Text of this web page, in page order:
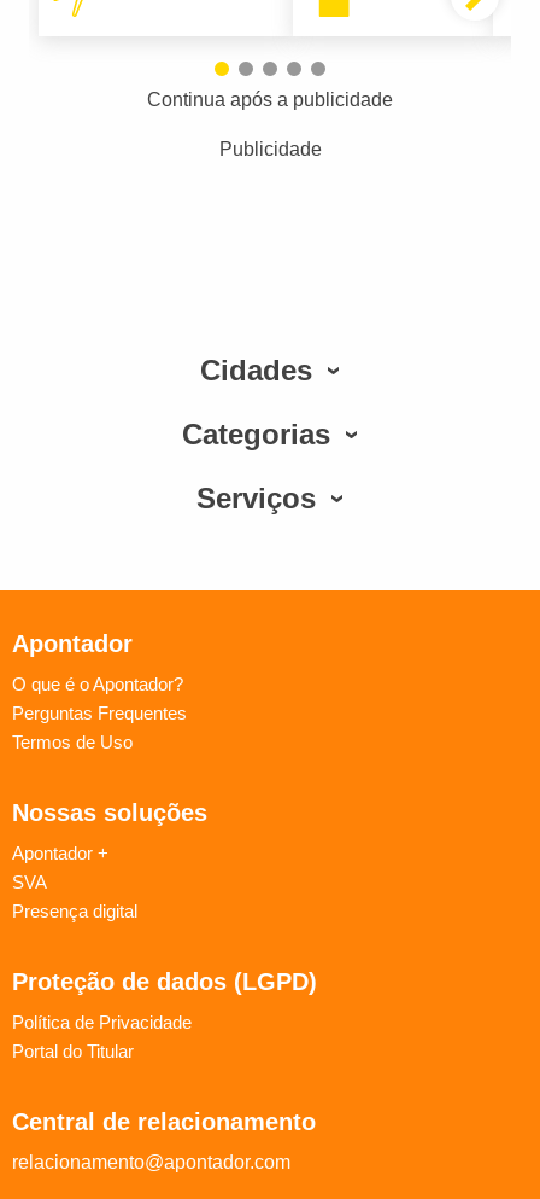
Continua após a publicidade
Publicidade
Cidades
Categorias
Serviços
Apontador
O que é o Apontador?
Perguntas Frequentes
Termos de Uso
Nossas soluções
Apontador +
SVA
Presença digital
Proteção de dados (LGPD)
Política de Privacidade
Portal do Titular
Central de relacionamento
relacionamento@apontador.com